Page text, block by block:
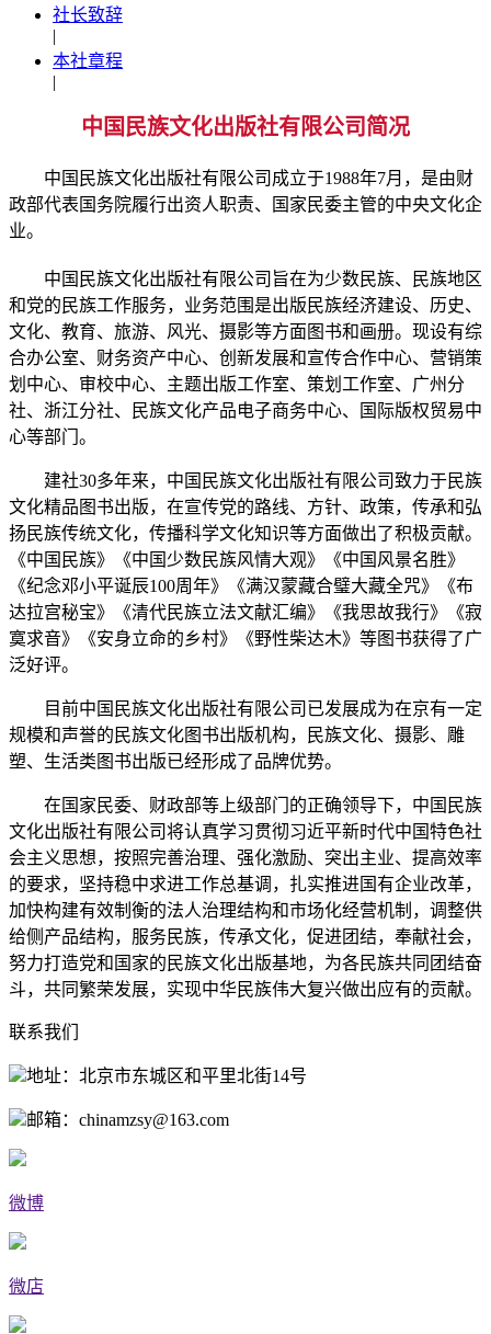
社长致辞
|
本社章程
|
中国民族文化出版社有限公司简况
中国民族文化出版社有限公司成立于1988年7月，是由财
政部代表国务院履行出资人职责、国家民委主管的中央文化企
业。
中国民族文化出版社有限公司旨在为少数民族、民族地区
和党的民族工作服务，业务范围是出版民族经济建设、历史、
文化、教育、旅游、风光、摄影等方面图书和画册。现设有综
合办公室、财务资产中心、创新发展和宣传合作中心、营销策
划中心、审校中心、主题出版工作室、策划工作室、广州分
社、浙江分社、民族文化产品电子商务中心、国际版权贸易中
心等部门。
建社30多年来，中国民族文化出版社有限公司致力于民族
文化精品图书出版，在宣传党的路线、方针、政策，传承和弘
扬民族传统文化，传播科学文化知识等方面做出了积极贡献。
《中国民族》《中国少数民族风情大观》《中国风景名胜》
《纪念邓小平诞辰100周年》《满汉蒙藏合璧大藏全咒》《布
达拉宫秘宝》《清代民族立法文献汇编》《我思故我行》《寂
寞求音》《安身立命的乡村》《野性柴达木》等图书获得了广
泛好评。
目前中国民族文化出版社有限公司已发展成为在京有一定
规模和声誉的民族文化图书出版机构，民族文化、摄影、雕
塑、生活类图书出版已经形成了品牌优势。
在国家民委、财政部等上级部门的正确领导下，中国民族
文化出版社有限公司将认真学习贯彻习近平新时代中国特色社
会主义思想，按照完善治理、强化激励、突出主业、提高效率
的要求，坚持稳中求进工作总基调，扎实推进国有企业改革，
加快构建有效制衡的法人治理结构和市场化经营机制，调整供
给侧产品结构，服务民族，传承文化，促进团结，奉献社会，
努力打造党和国家的民族文化出版基地，为各民族共同团结奋
斗，共同繁荣发展，实现中华民族伟大复兴做出应有的贡献。
联系我们
地址：北京市东城区和平里北街14号
邮箱：chinamzsy@163.com
微博
微店